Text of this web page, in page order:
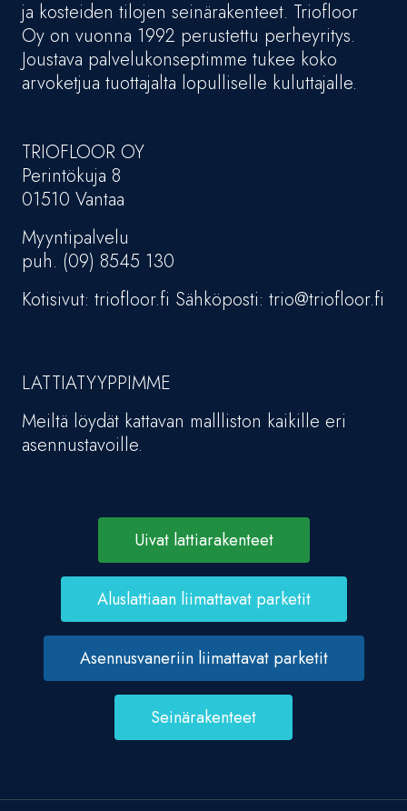
ja kosteiden tilojen seinärakenteet. Triofloor
Oy on vuonna 1992 perustettu perheyritys.
Joustava palvelukonseptimme tukee koko
arvoketjua tuottajalta lopulliselle kuluttajalle.
TRIOFLOOR OY
Perintökuja 8
01510 Vantaa
Myyntipalvelu
puh. (09) 8545 130
Kotisivut: triofloor.fi Sähköposti: trio@triofloor.fi
LATTIATYYPPIMME
Meiltä löydät kattavan mallliston kaikille eri
asennustavoille.
Uivat lattiarakenteet
Aluslattiaan liimattavat parketit
Asennusvaneriin liimattavat parketit
Seinärakenteet